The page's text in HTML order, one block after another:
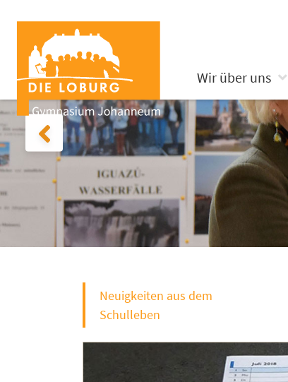
Wir über uns
Neuigkeiten aus dem
Schulleben